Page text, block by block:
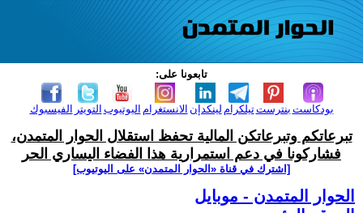
تابعونا على:
الفيسبوك التويتر اليوتيوب الانستغرام لينكدإن تيلكرامبنترست بودكاست
تبرعاتكم وتبرعاتكن المالية تحفظ استقلال الحوار المتمدن،
فشاركونا في دعم استمرارية هذا الفضاء اليساري الحر
[اشترك في قناة ‫«الحوار المتمدن» على اليوتيوب]
الحوار المتمدن - موبايل